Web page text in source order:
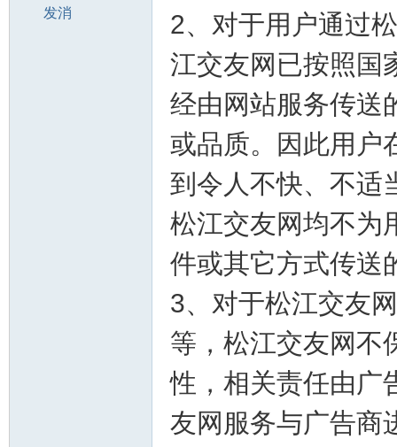
发消
2、对于用户通过
江交友网已按照国
经由网站服务传送
或品质。因此用户
到令人不快、不适
松江交友网均不为
件或其它方式传送
3、对于松江交友
等，松江交友网不
性，相关责任由广
友网服务与广告商